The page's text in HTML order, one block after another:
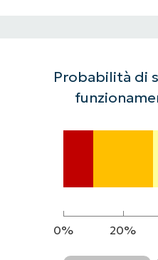
Probabilità di
0% 20%